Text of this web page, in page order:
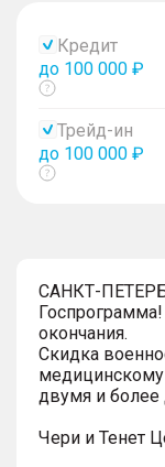
Кредит
до 100 000 ₽
Показать
Трейд-ин
до 100 000 ₽
Показать
САНКТ-
окончания.
Скидка
медицинскому
двумя и более
Чери и Тенет